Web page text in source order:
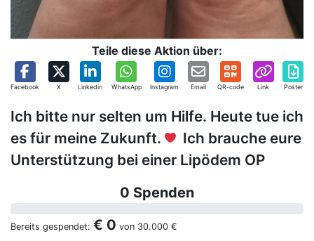
Teile diese Aktion über:
Facebook X Linkedin WhatsApp Instagram Email QR-code Link Poster
Ich bitte nur selten um Hilfe. Heute tue ich
es für meine Zukunft.
Ich brauche eure
Unterstützung bei einer Lipödem OP
0 Spenden
Bereits gespendet: € 0 von 30.000 €